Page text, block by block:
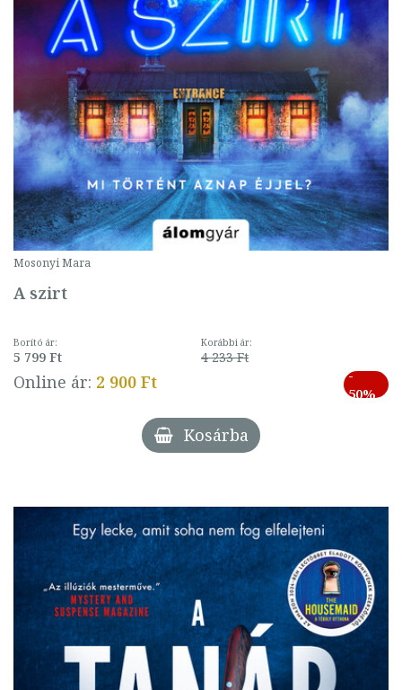
Mosonyi Mara
A szirt
Borító ár:
5 799 Ft
Korábbi ár:
4 233 Ft
Online ár: 2 900 Ft
-
50%
Kosárba